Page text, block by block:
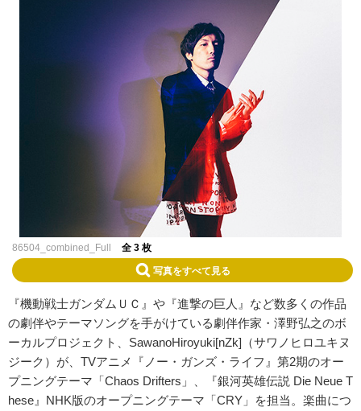
86504_combined_Full 全 3 枚
写真をすべて見る
『機動戦士ガンダムＵＣ』や『進撃の巨人』など数多くの作品
の劇伴やテーマソングを手がけている劇伴作家・澤野弘之のボ
ーカルプロジェクト、SawanoHiroyuki[nZk]（サワノヒロユキヌ
ジーク）が、TVアニメ『ノー・ガンズ・ライフ』第2期のオー
プニングテーマ「Chaos Drifters」、『銀河英雄伝説 Die Neue T
hese』NHK版のオープニングテーマ「CRY」を担当。楽曲につ